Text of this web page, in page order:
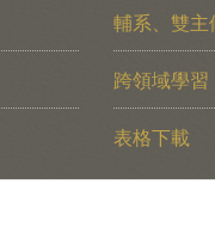
輔系、雙主
跨領域學習
表格下載